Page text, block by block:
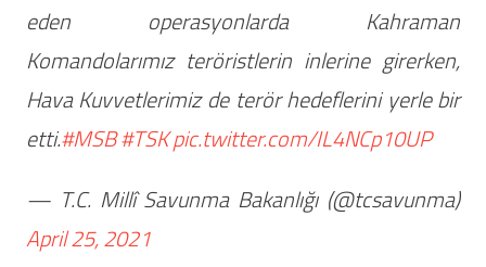
eden operasyonlarda Kahraman
Komandolarımız teröristlerin inlerine girerken,
Hava Kuvvetlerimiz de terör hedeflerini yerle bir
etti.#MSB#TSKpic.twitter.com/IL4NCp10UP
— T.C. Millî Savunma Bakanlığı (@tcsavunma)
April 25, 2021